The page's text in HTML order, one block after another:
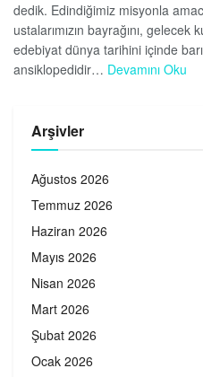
dedik. Edindiğimiz misyonla
ustalarımızın bayrağını,
edebiyat dünya tarihini içinde
ansiklopedidir… Devamını Oku
Arşivler
Ağustos 2026
Temmuz 2026
Haziran 2026
Mayıs 2026
Nisan 2026
Mart 2026
Şubat 2026
Ocak 2026